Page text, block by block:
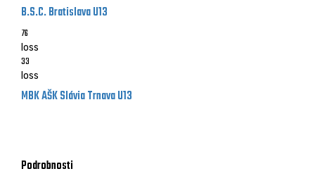
B.S.C. Bratislava U13
76
loss
33
loss
MBK AŠK Slávia Trnava U13
Podrobnosti